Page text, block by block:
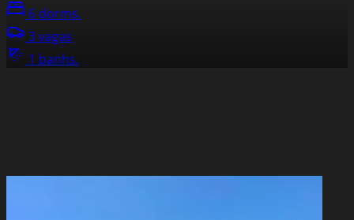
6 dorms.
3 vagas
1 banhs.